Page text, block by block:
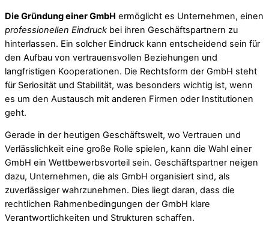
Die Gründung einer GmbH ermöglicht es Unternehmen, einen
professionellen Eindruck bei ihren Geschäftspartnern zu
hinterlassen. Ein solcher Eindruck kann entscheidend sein für
den Aufbau von vertrauensvollen Beziehungen und
langfristigen Kooperationen. Die Rechtsform der GmbH steht
für Seriosität und Stabilität, was besonders wichtig ist, wenn
es um den Austausch mit anderen Firmen oder Institutionen
geht.
Gerade in der heutigen Geschäftswelt, wo Vertrauen und
Verlässlichkeit eine große Rolle spielen, kann die Wahl einer
GmbH ein Wettbewerbsvorteil sein. Geschäftspartner neigen
dazu, Unternehmen, die als GmbH organisiert sind, als
zuverlässiger wahrzunehmen. Dies liegt daran, dass die
rechtlichen Rahmenbedingungen der GmbH klare
Verantwortlichkeiten und Strukturen schaffen.